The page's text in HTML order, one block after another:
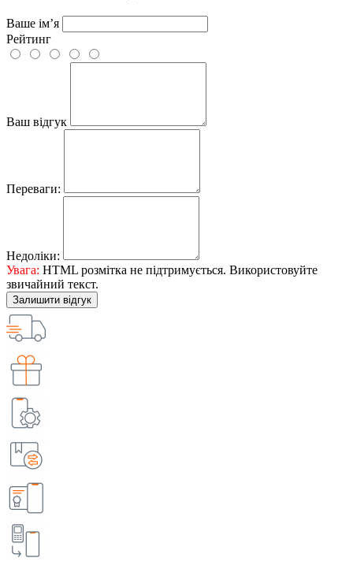
Ваше ім’я
Рейтинг
Ваш відгук
Переваги:
Недоліки:
Увага: HTML розмітка не підтримується. Використовуйте
звичайний текст.
Залишити відгук